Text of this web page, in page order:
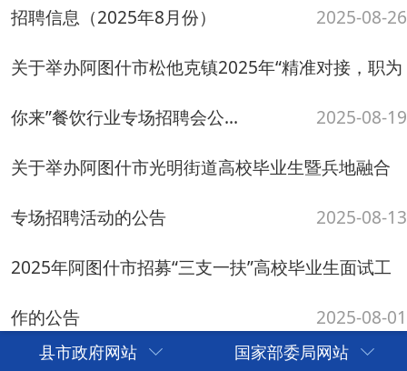
关于举办阿图什市幸福街道高校毕业生等青年就业
服务攻坚行动专场招聘活动的公... 2025-07-23
关于举办阿图什市吐古买提乡高校毕业生等青年就
业服务攻坚行动专场招聘会暨宣... 2025-07-14
国务院办公厅关于进一步加大稳就业政策支持力度
的通知
2025-07-11
共有69条
当前第1/4
县市政府网站
国家部委局网站